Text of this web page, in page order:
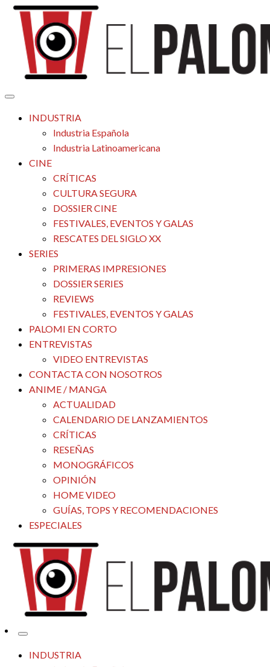
Saltar
contenido
El Palomitrón
Tu espacio de la industria de cine española y latinoamericana
INDUSTRIA
Industria Española
Industria Latinoamericana
CINE
CRÍTICAS
CULTURA SEGURA
DOSSIER CINE
FESTIVALES, EVENTOS Y GALAS
RESCATES DEL SIGLO XX
SERIES
PRIMERAS IMPRESIONES
DOSSIER SERIES
REVIEWS
FESTIVALES, EVENTOS Y GALAS
PALOMI EN CORTO
ENTREVISTAS
VIDEO ENTREVISTAS
CONTACTA CON NOSOTROS
ANIME / MANGA
ACTUALIDAD
CALENDARIO DE LANZAMIENTOS
CRÍTICAS
RESEÑAS
MONOGRÁFICOS
OPINIÓN
HOME VIDEO
GUÍAS, TOPS Y RECOMENDACIONES
ESPECIALES
El Palomitrón
Tu espacio de la industria de cine española y latinoamericana
INDUSTRIA